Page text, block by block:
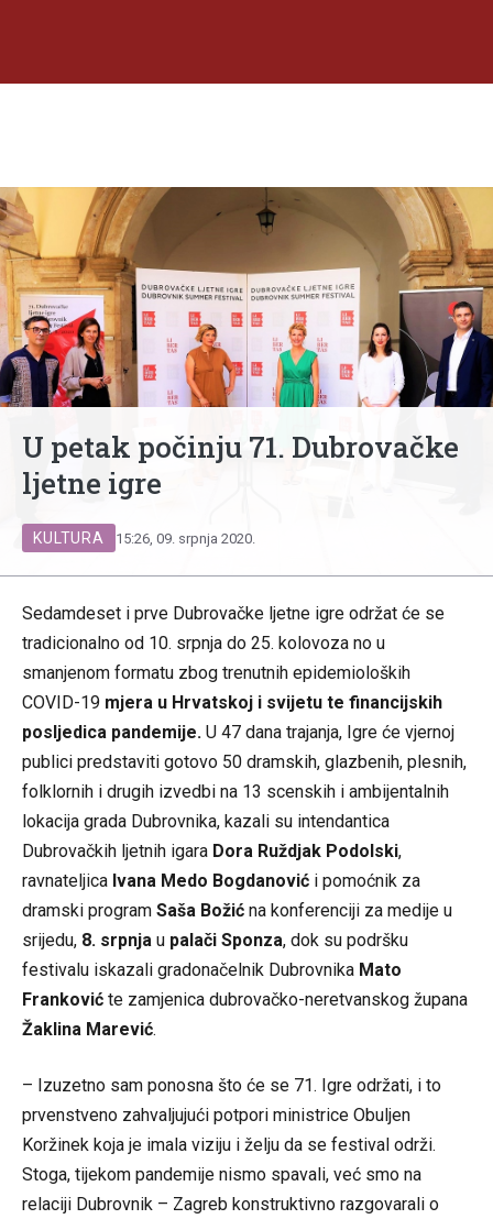
U petak počinju 71. Dubrovačke
ljetne igre
KULTURA 15:26, 09. srpnja 2020.
Sedamdeset i prve Dubrovačke ljetne igre održat će se
tradicionalno od 10. srpnja do 25. kolovoza no u
smanjenom formatu zbog trenutnih epidemioloških
COVID-19 mjera u Hrvatskoj i svijetu te financijskih
posljedica pandemije. U 47 dana trajanja, Igre će vjernoj
publici predstaviti gotovo 50 dramskih, glazbenih, plesnih,
folklornih i drugih izvedbi na 13 scenskih i ambijentalnih
lokacija grada Dubrovnika, kazali su intendantica
Dubrovačkih ljetnih igara Dora Ruždjak Podolski,
ravnateljica Ivana Medo Bogdanović i pomoćnik za
dramski program Saša Božić na konferenciji za medije u
srijedu, 8. srpnja u palači Sponza, dok su podršku
festivalu iskazali gradonačelnik Dubrovnika Mato
Franković te zamjenica dubrovačko-neretvanskog župana
Žaklina Marević.
– Izuzetno sam ponosna što će se 71. Igre održati, i to
prvenstveno zahvaljujući potpori ministrice Obuljen
Koržinek koja je imala viziju i želju da se festival održi.
Stoga, tijekom pandemije nismo spavali, već smo na
relaciji Dubrovnik – Zagreb konstruktivno razgovarali o